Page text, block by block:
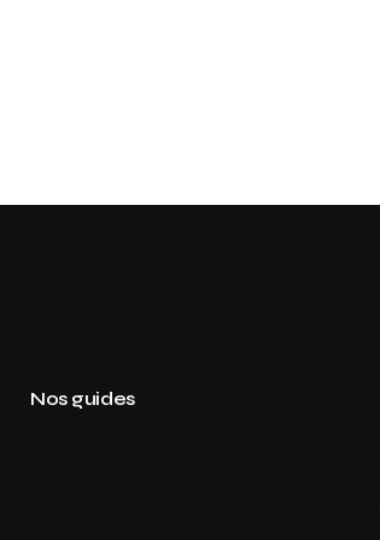
Nos guides